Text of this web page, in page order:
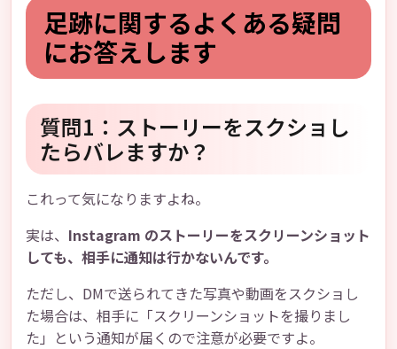
足跡に関するよくある疑問
にお答えします
質問1：ストーリーをスクショし
たらバレますか？
これって気になりますよね。
実は、 Instagram のストーリーをスクリーンショット
しても、相手に通知は行かないんです。
ただし、DMで送られてきた写真や動画をスクショし
た場合は、相手に「スクリーンショットを撮りまし
た」という通知が届くので注意が必要ですよ。